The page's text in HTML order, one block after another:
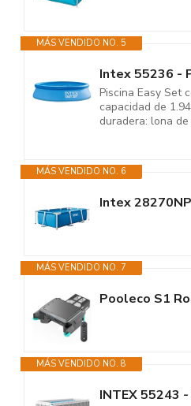
MÁS VENDIDO NO. 5
Piscina Easy Set
capacidad de
duradera: lona de
MÁS VENDIDO NO. 6
MÁS VENDIDO NO. 7
MÁS VENDIDO NO. 8